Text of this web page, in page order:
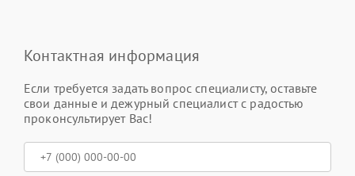
Контактная информация
Если требуется задать вопрос специалисту, оставьте
свои данные и дежурный специалист с радостью
проконсультирует Вас!